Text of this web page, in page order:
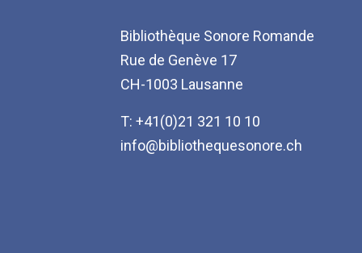
Bibliothèque Sonore Romande
Rue de Genève 17
CH-1003 Lausanne
T: +41(0)21 321 10 10
info@bibliothequesonore.ch